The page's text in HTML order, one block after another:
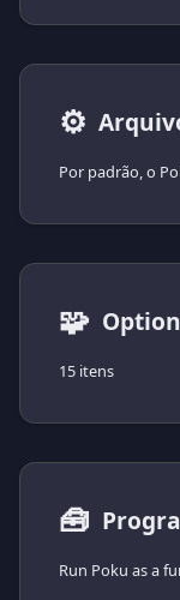
⚙️
🧩
15 itens
🧰